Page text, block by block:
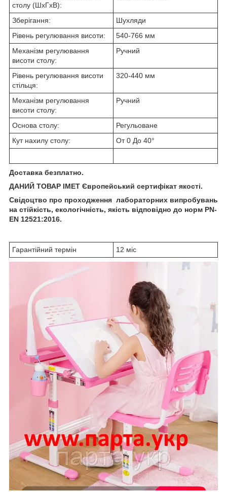
столу (ШхГхВ):
Зберігання:
Шухляди
Рівень регулювання висоти:
540-766 мм
Механізм регулювання
висоти столу:
Ручний
Рівень регулювання висоти
стільця:
320-440 мм
Механізм регулювання
висоти столу:
Ручний
Основа столу:
Регульоване
Кут нахилу столу:
От 0 До 40°
Доставка безплатно.
ДАНИЙ ТОВАР ІМЕТ Європейський сертифікат якості.
Свідоцтво про проходження лабораторних випробувань
на стійкість, екологічність, якість відповідно до норм PN-
EN 12521:2016.
Гарантійний термін 12 міс